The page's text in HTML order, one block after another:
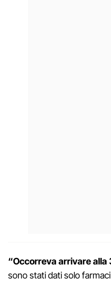
“Occorreva arrivare
sono stati dati solo